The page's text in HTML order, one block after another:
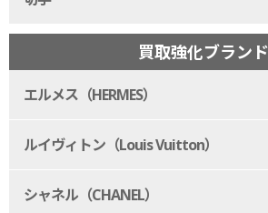
買取強化ブランド
エルメス（HERMES）
ルイヴィトン（Louis Vuitton）
シャネル（CHANEL）